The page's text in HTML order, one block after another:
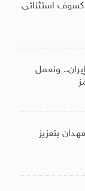
استثنائى
ونعمل
بتعزيز